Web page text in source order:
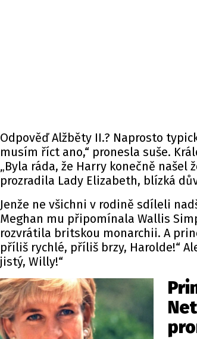
OdpověďAlžběty II.? Naprosto
musím říct ano,“ pronesla suše.
„Byla ráda, že Harry konečně našel
prozradila Lady Elizabeth, blízká
Jenže ne všichni v rodině sdíleli
Meghan mu připomínala Wallis
rozvrátila britskou monarchii. A
příliš rychlé, příliš brzy, Harolde!“
jistý, Willy!“